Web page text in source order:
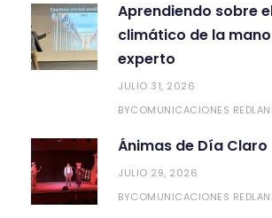
Aprendiendo sobre
climático de la
experto
JULIO 31, 2026
BYCOMUNICACIONES
Ánimas de Día Claro
JULIO 29, 2026
BYCOMUNICACIONES